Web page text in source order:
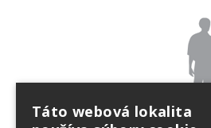
Táto webová lokalita